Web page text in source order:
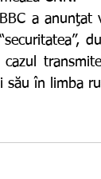
său în limba